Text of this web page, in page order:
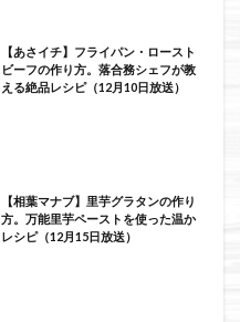
【あさイチ】フライパン・ロースト
ビーフの作り方。落合務シェフが教
える絶品レシピ（12月10日放送）
【相葉マナブ】里芋グラタンの作り
方。万能里芋ペーストを使った温か
レシピ（12月15日放送）